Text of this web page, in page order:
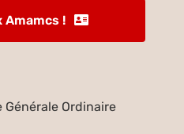
Amamcs !
Générale Ordinaire